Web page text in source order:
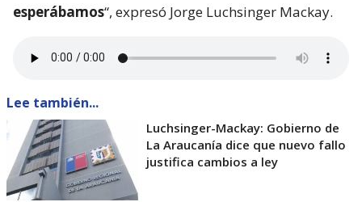
esperábamos“, expresó Jorge Luchsinger Mackay.
Lee también...
Luchsinger-Mackay: Gobierno de
La Araucanía dice que nuevo fallo
justifica cambios a ley